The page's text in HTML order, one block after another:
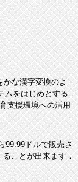
かな漢字変換のよ
ムをはじめとする
支援環境への活用
99.99ドルで販売さ
ることが出来ます．